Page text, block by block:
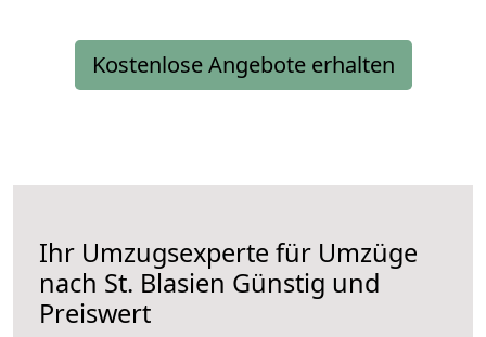
Kostenlose Angebote erhalten
Ihr Umzugsexperte für Umzüge
nach St. Blasien Günstig und
Preiswert